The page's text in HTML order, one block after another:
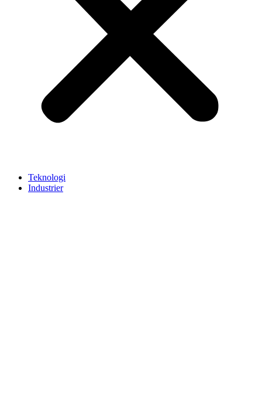
Teknologi
Industrier